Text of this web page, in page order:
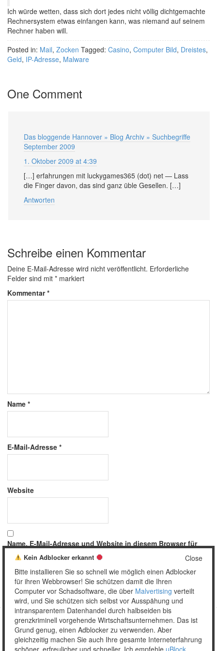
Ich würde wetten, dass sich dort jedes nicht völlig dichtgemachte
Rechnersystem etwas einfangen kann, was niemand auf seinem
Rechner haben will.
Posted in: Mail, Zocken Tagged: Casino, Computer Bild, Dreistes,
Geld, IP-Adresse, Malware
One Comment
Das bloggende Hannover » Blog Archiv » Suchbegriffe
September 2009
1. Oktober 2009 at 4:39
[…] erfahrungen mit luckygames365 (dot) net — Lass
die Finger davon, das sind ganz üble Gesellen. […]
Antworten
Schreibe einen Kommentar
Deine E-Mail-Adresse wird nicht veröffentlicht. Erforderliche
Felder sind mit * markiert
Kommentar*
Name *
E-Mail-Adresse *
Website
Name, E-Mail-Adresse und Website in diesem Browser für
meinen nächsten Kommentar speichern.
Copyright © 2026 Unser täglich Spam.
MobileWordPress Theme by themehall.com
Close
Kein Adblocker erkannt
Bitte installieren Sie so schnell wie möglich einen Adblocker
für ihren Webbrowser! Sie schützen damit die Ihren
Computer vor Schadsoftware, die über Malvertising verteilt
wird, und Sie schützen sich selbst vor Ausspähung und
intransparentem Datenhandel durch halbseiden bis
grenzkriminell vorgehende Wirtschaftsunternehmen. Das ist
Grund genug, einen Adblocker zu verwenden. Aber
gleichzeitig machen Sie auch Ihre gesamte Interneterfahrung
schöner, erfreulicher und schneller. Ich empfehle uBlock